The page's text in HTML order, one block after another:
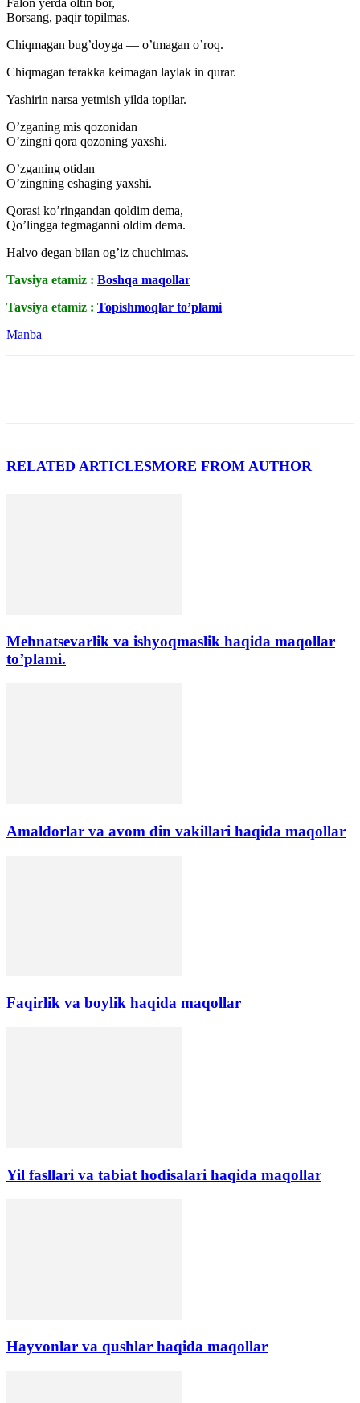
Borsang, paqir topilmas.
Chiqmagan bug’doyga — o’tmagan o’roq.
Chiqmagan terakka keimagan laylak in qurar.
Yashirin narsa yetmish yilda topilar.
O’zganing mis qozonidan
O’zingni qora qozoning yaxshi.
O’zganing otidan
O’zingning eshaging yaxshi.
Qorasi ko’ringandan qoldim dema,
Qo’lingga tegmaganni oldim dema.
Halvo degan bilan og’iz chuchimas.
Tavsiya etamiz : Boshqa maqollar
Tavsiya etamiz : Topishmoqlar to’plami
Manba
RELATED ARTICLESMORE FROM AUTHOR
Mehnatsevarlik va ishyoqmaslik haqida maqollar
to’plami.
Amaldorlar va avom din vakillari haqida maqollar
Faqirlik va boylik haqida maqollar
Yil fasllari va tabiat hodisalari haqida maqollar
Hayvonlar va qushlar haqida maqollar